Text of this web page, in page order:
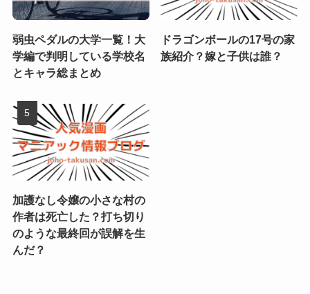
弱虫ペダルの大学一覧！大
学編で判明している学校名
とキャラ総まとめ
ドラゴンボールの17号の家
族紹介？嫁と子供は誰？
加護なし令嬢の小さな村の
作者は死亡した？打ち切り
のような最終回が誤解を生
んだ？